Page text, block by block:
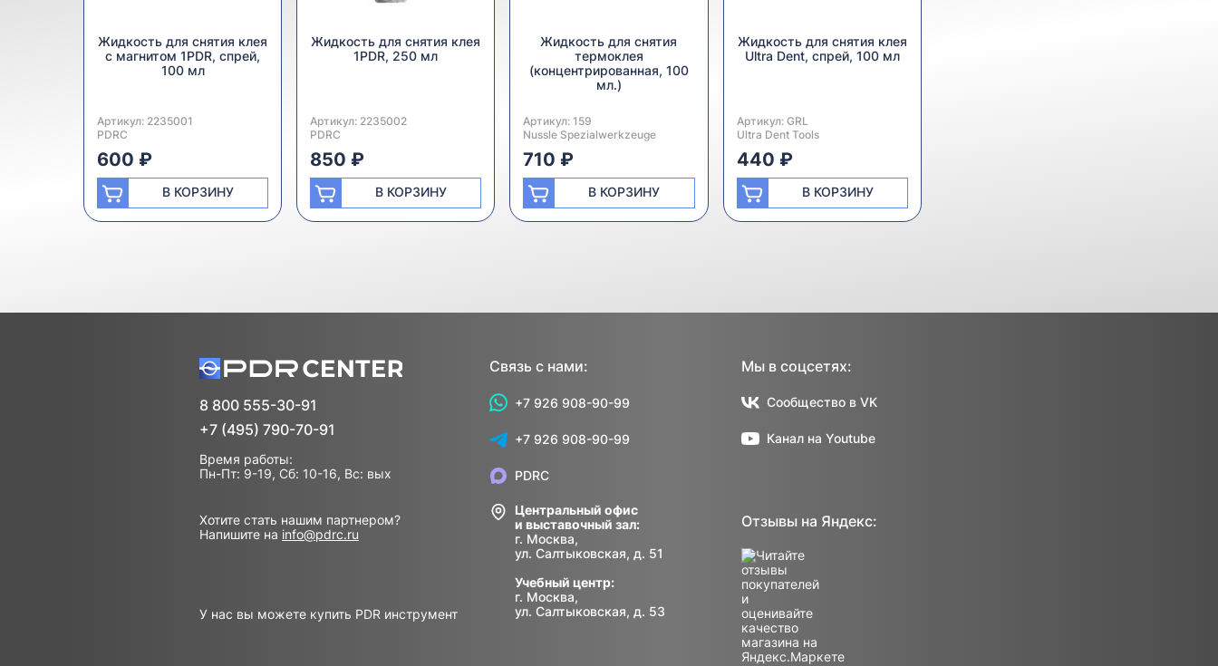
Жидкость для снятия клея
с магнитом 1PDR, спрей,
100 мл
Артикул: 2235001
Производитель:
PDRC
600 ₽
В КОРЗИНУ
Жидкость для снятия клея
1PDR, 250 мл
Артикул: 2235002
Производитель:
PDRC
850 ₽
В КОРЗИНУ
Жидкость для снятия
термоклея
(концентрированная, 100
мл.)
Артикул:159
Производитель:
Nussle Spezialwerkzeuge
710 ₽
В КОРЗИНУ
Жидкость для снятия клея
Ultra Dent, спрей, 100 мл
Артикул: GRL
Производитель:
Ultra Dent Tools
440 ₽
В КОРЗИНУ
8 800 555-30-91
+7 (495) 790-70-91
Время работы:
Пн-Пт: 9-19, Сб: 10-16, Вс: вых
Хотите стать нашим партнером?
Напишите на info@pdrc.ru
У нас вы можете купить PDR инструмент
Связь с нами:
+7 926 908-90-99
+7 926 908-90-99
Центральный офис
и выставочный зал:
г. Москва,
ул. Салтыковская, д. 51
Учебный центр:
г. Москва,
ул. Салтыковская, д. 53
PDRC
Мы в соцсетях:
Сообщество в VK
Канал на Youtube
Отзывы на Яндекс: